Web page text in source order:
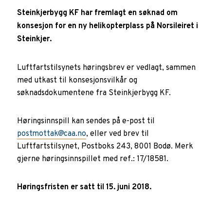
Steinkjerbygg KF har fremlagt en søknad om
konsesjon for en ny helikopterplass på Norsileiret i
Steinkjer.
Luftfartstilsynets høringsbrev er vedlagt, sammen
med utkast til konsesjonsvilkår og
søknadsdokumentene fra Steinkjerbygg KF.
Høringsinnspill kan sendes på e-post til
postmottak@caa.no, eller ved brev til
Luftfartstilsynet, Postboks 243, 8001 Bodø. Merk
gjerne høringsinnspillet med ref.: 17/18581.
Høringsfristen er satt til 15. juni 2018.